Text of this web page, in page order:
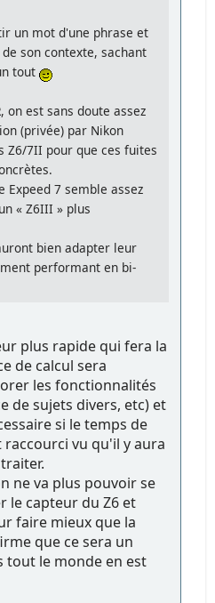
un mot d'une phrase et
son contexte, sachant
tout
on est sans doute assez
(privée) par Nikon
Z6/7II pour que ces fuites
Expeed 7 semble assez
« Z6III » plus
bien adapter leur
performant en bi-
plus rapide qui fera la
de calcul sera
les fonctionnalités
de sujets divers, etc) et
si le temps de
vu qu'il y aura
ne va plus pouvoir se
le capteur du Z6 et
faire mieux que la
que ce sera un
tout le monde en est